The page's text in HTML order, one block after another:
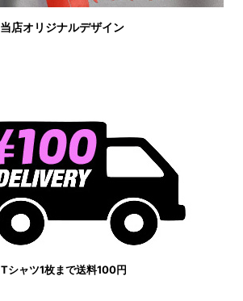
当店オリジナルデザイン
Tシャツ1枚まで送料100円